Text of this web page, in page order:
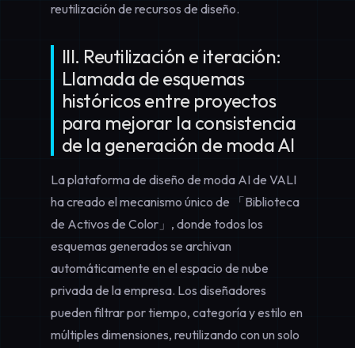
reutilización de recursos de diseño.
III. Reutilización e iteración:
Llamada de esquemas
históricos entre proyectos
para mejorar la consistencia
de la generación de moda AI
La plataforma de diseño de moda AI de VALI
ha creado el mecanismo único de 「Biblioteca
de Activos de Color」, donde todos los
esquemas generados se archivan
automáticamente en el espacio de nube
privada de la empresa. Los diseñadores
pueden filtrar por tiempo, categoría y estilo en
múltiples dimensiones, reutilizando con un solo